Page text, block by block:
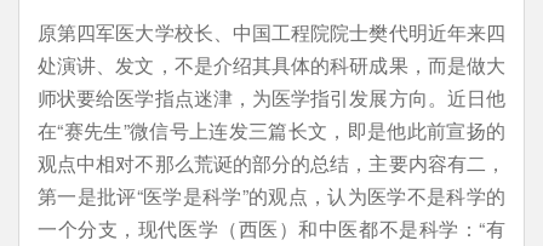
原第四军医大学校长、中国工程院院士樊代明近年来四
处演讲、发文，不是介绍其具体的科研成果，而是做大
师状要给医学指点迷津，为医学指引发展方向。近日他
在“赛先生”微信号上连发三篇长文，即是他此前宣扬的
观点中相对不那么荒诞的部分的总结，主要内容有二，
第一是批评“医学是科学”的观点，认为医学不是科学的
一个分支，现代医学（西医）和中医都不是科学：“有